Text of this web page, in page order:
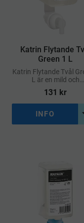
​Katrin Flytande
Green 1 L
Katrin Flytande Tvål
L är en mild och
återfuktande handtvål
en subtil doft av björk
ger en lyxig
131 kr
INFO